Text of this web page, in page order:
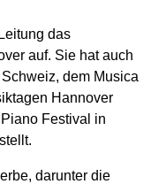
das
auf. Sie hat auch
dem Musica
Hannover
Festival in
darunter die